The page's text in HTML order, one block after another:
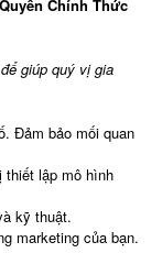
Chính Thức
giúp quý vị gia
Đảm bảo mối quan
thiết lập mô hình
kỹ thuật.
marketing của bạn.